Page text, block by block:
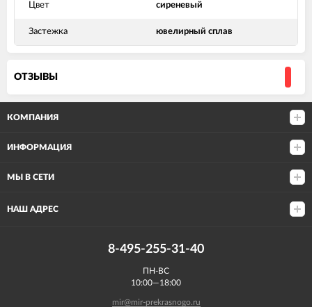
Цвет сиреневый
Застежка ювелирный сплав
ОТЗЫВЫ
КОМПАНИЯ
ИНФОРМАЦИЯ
МЫ В СЕТИ
НАШ АДРЕС
8-495-255-31-40
ПН-ВС
10:00—18:00
mir@mir-prekrasnogo.ru